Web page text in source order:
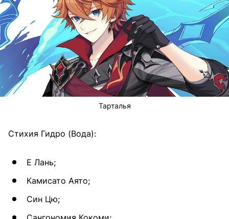
Тарталья
Стихия Гидро (Вода):
Е Лань;
Камисато Аято;
Син Цю;